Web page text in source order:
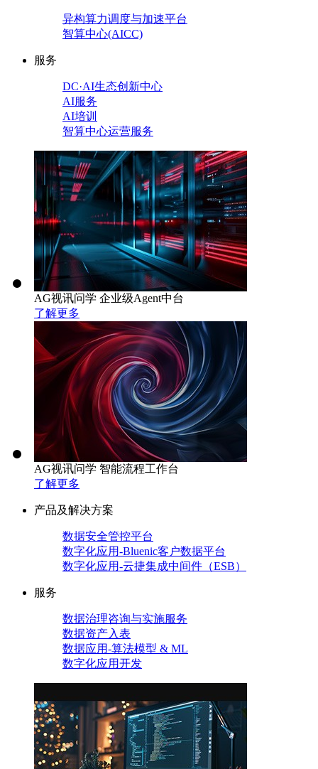
异构算力调度与加速平台
智算中心(AICC)
服务
DC·AI生态创新中心
AI服务
AI培训
智算中心运营服务
AG视讯问学 企业级Agent中台
了解更多
AG视讯问学 智能流程工作台
了解更多
产品及解决方案
数据安全管控平台
数字化应用-Bluenic客户数据平台
数字化应用-云捷集成中间件（ESB）
服务
数据治理咨询与实施服务
数据资产入表
数据应用-算法模型 & ML
数字化应用开发